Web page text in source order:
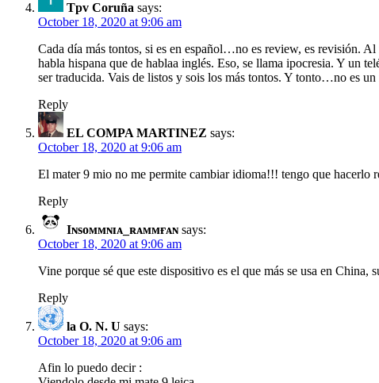
Tpv Coruña says:
October 18, 2020 at 9:06 am
Cada día más tontos, si es en español…no es review, es revisión.
habla hispana que de hablaa inglés. Eso, se llama ipocresia. Y
ser traducida. Vais de listos y sois los más tontos. Y tonto…no es
Reply
EL COMPA MARTINEZ says:
October 18, 2020 at 9:06 am
El mater 9 mio no me permite cambiar idioma!!! tengo que hacerlo
Reply
Iɴsᴏᴍᴍɴɪᴀ_ʀᴀᴍᴍғᴀɴ says:
October 18, 2020 at 9:06 am
Vine porque sé que este dispositivo es el que más se usa en China,
Reply
la O. N. U says:
October 18, 2020 at 9:06 am
Afin lo puedo decir :